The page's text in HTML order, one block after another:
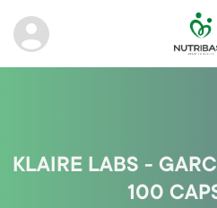
KLAIRE LABS -
100